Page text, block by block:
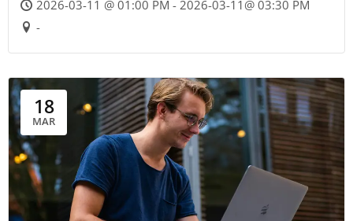
2026-03-11 @ 01:00 PM - 2026-03-11@ 03:30 PM
-
18
MAR